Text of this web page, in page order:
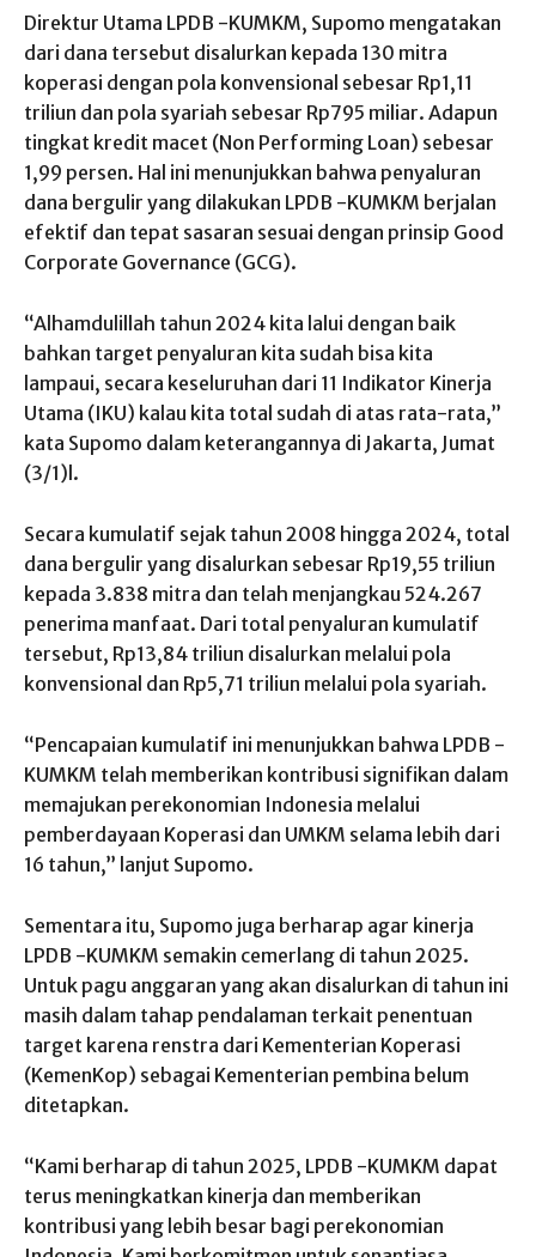
Direktur Utama LPDB -KUMKM, Supomo mengatakan
dari dana tersebut disalurkan kepada 130 mitra
koperasi dengan pola konvensional sebesar Rp1,11
triliun dan pola syariah sebesar Rp795 miliar. Adapun
tingkat kredit macet (Non Performing Loan) sebesar
1,99 persen. Hal ini menunjukkan bahwa penyaluran
dana bergulir yang dilakukan LPDB -KUMKM berjalan
efektif dan tepat sasaran sesuai dengan prinsip Good
Corporate Governance (GCG).
“Alhamdulillah tahun 2024 kita lalui dengan baik
bahkan target penyaluran kita sudah bisa kita
lampaui, secara keseluruhan dari 11 Indikator Kinerja
Utama (IKU) kalau kita total sudah di atas rata-rata,”
kata Supomo dalam keterangannya di Jakarta, Jumat
(3/1)l.
Secara kumulatif sejak tahun 2008 hingga 2024, total
dana bergulir yang disalurkan sebesar Rp19,55 triliun
kepada 3.838 mitra dan telah menjangkau 524.267
penerima manfaat. Dari total penyaluran kumulatif
tersebut, Rp13,84 triliun disalurkan melalui pola
konvensional dan Rp5,71 triliun melalui pola syariah.
“Pencapaian kumulatif ini menunjukkan bahwa LPDB -
KUMKM telah memberikan kontribusi signifikan dalam
memajukan perekonomian Indonesia melalui
pemberdayaan Koperasi dan UMKM selama lebih dari
16 tahun,” lanjut Supomo.
Sementara itu, Supomo juga berharap agar kinerja
LPDB -KUMKM semakin cemerlang di tahun 2025.
Untuk pagu anggaran yang akan disalurkan di tahun ini
masih dalam tahap pendalaman terkait penentuan
target karena renstra dari Kementerian Koperasi
(KemenKop) sebagai Kementerian pembina belum
ditetapkan.
“Kami berharap di tahun 2025, LPDB -KUMKM dapat
terus meningkatkan kinerja dan memberikan
kontribusi yang lebih besar bagi perekonomian